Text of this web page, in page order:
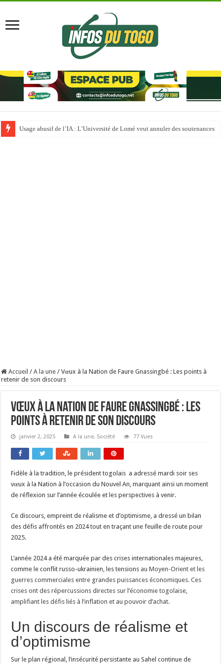
Usage abusif de l’IA : L’Université de Lomé veut annuler des soutenances
Accueil / A la une / Vœux à la Nation de Faure Gnassingbé : Les points à
retenir de son discours
Vœux à la Nation de Faure Gnassingbé : Les
points à retenir de son discours
janvier 2, 2025 A la une, Société 77 Vues
Fidèle à la tradition, le président togolais a adressé mardi soir ses
vœux à la Nation à l’occasion du Nouvel An, marquant ainsi un moment
de réflexion sur l’année écoulée et les perspectives à venir.
Ce discours, empreint de réalisme et d’optimisme, a dressé un bilan
des défis affrontés en 2024 tout en traçant une feuille de route pour
2025.
L’année 2024 a été marquée par des crises internationales majeures,
comme le conflit russo-ukrainien, les tensions au Moyen-Orient et les
guerres commerciales entre grandes puissances économiques. Ces
crises ont des répercussions directes sur l’économie togolaise,
amplifiant les défis liés à l’inflation et au pouvoir d’achat.
Un discours de réalisme et
d’optimisme
Sur le plan régional, l’insécurité persistante au Sahel continue de